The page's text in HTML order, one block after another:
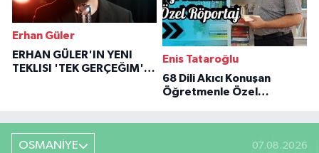
Erhan Güler
ERHAN GÜLER'IN YENI
TEKLISI 'TEK GERÇEĞIM'LE
Enis Tataroğlu
68 Dili Akıcı Konuşan
Öğretmenle Özel
OSMANİYE 07.08.2026